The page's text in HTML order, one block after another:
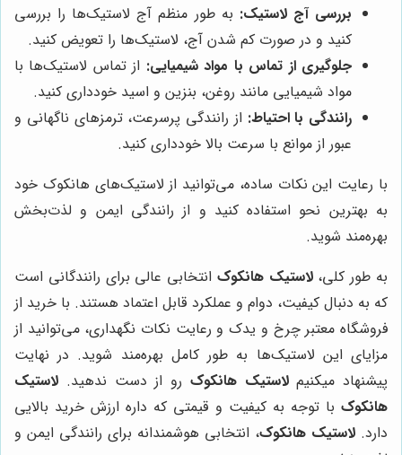
بررسی آج لاستیک: به طور منظم آج لاستیک‌ها را بررسی
کنید و در صورت کم شدن آج، لاستیک‌ها را تعویض کنید.
جلوگیری از تماس با مواد شیمیایی: از تماس لاستیک‌ها با
مواد شیمیایی مانند روغن، بنزین و اسید خودداری کنید.
رانندگی با احتیاط: از رانندگی پرسرعت، ترمزهای ناگهانی و
عبور از موانع با سرعت بالا خودداری کنید.
با رعایت این نکات ساده، می‌توانید از لاستیک‌های هانکوک خود
به بهترین نحو استفاده کنید و از رانندگی ایمن و لذت‌بخش
بهره‌مند شوید.
به طور کلی،لاستیک هانکوک انتخابی عالی برای رانندگانی است
که به دنبال کیفیت، دوام و عملکرد قابل اعتماد هستند. با خرید از
فروشگاه معتبر چرخ و یدک و رعایت نکات نگهداری، می‌توانید از
مزایای این لاستیک‌ها به طور کامل بهره‌مند شوید. در نهایت
پیشنهاد میکنیملاستیک هانکوک رو از دست ندهید. لاستیک
هانکوک با توجه به کیفیت و قیمتی که داره ارزش خرید بالایی
دارد. لاستیک هانکوک، انتخابی هوشمندانه برای رانندگی ایمن و